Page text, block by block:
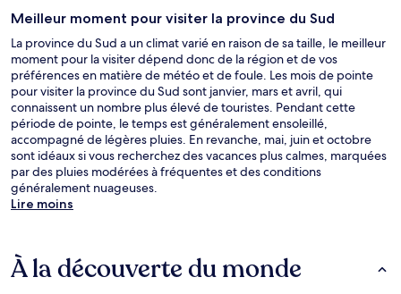
Meilleur moment pour visiter la province du Sud
La province du Sud a un climat varié en raison de sa taille, le meilleur
moment pour la visiter dépend donc de la région et de vos
préférences en matière de météo et de foule. Les mois de pointe
pour visiter la province du Sud sont janvier, mars et avril, qui
connaissent un nombre plus élevé de touristes. Pendant cette
période de pointe, le temps est généralement ensoleillé,
accompagné de légères pluies. En revanche, mai, juin et octobre
sont idéaux si vous recherchez des vacances plus calmes, marquées
par des pluies modérées à fréquentes et des conditions
généralement nuageuses.
Lire moins
À la découverte du monde